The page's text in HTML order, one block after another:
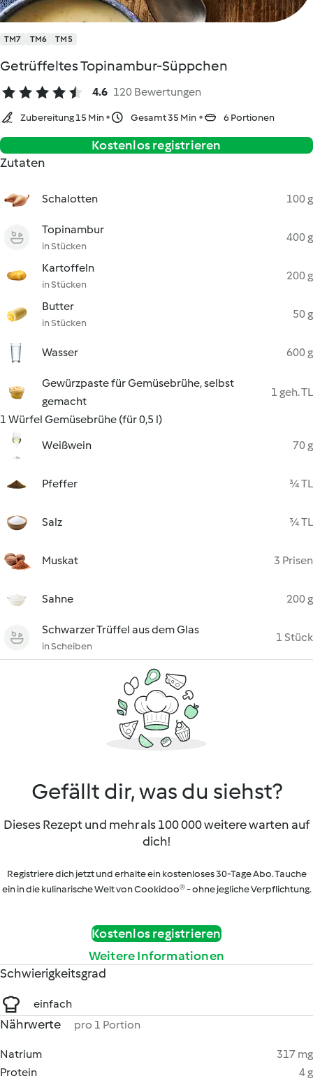
TM7 TM6 TM5
Getrüffeltes Topinambur-Süppchen
4.6 120 Bewertungen
Zubereitung 15 Min Gesamt 35 Min 6 Portionen
Kostenlos registrieren
Zutaten
Schalotten 100 g
Topinambur
in Stücken
400 g
Kartoffeln
in Stücken
200 g
Butter
in Stücken
50 g
Wasser 600 g
Gewürzpaste für Gemüsebrühe, selbst
gemacht
1 geh. TL
1 Würfel Gemüsebrühe (für 0,5 l)
Weißwein
70 g
Pfeffer ¾ TL
Salz ¾ TL
Muskat 3 Prisen
Sahne 200 g
Schwarzer Trüffel aus dem Glas
in Scheiben
1 Stück
Gefällt dir, was du siehst?
Dieses Rezept und mehr als 100 000 weitere warten auf
dich!
Registriere dich jetzt und erhalte ein kostenloses 30-Tage Abo. Tauche
ein in die kulinarische Welt von Cookidoo® - ohne jegliche Verpflichtung.
Kostenlos registrieren
Weitere Informationen
Schwierigkeitsgrad
einfach
Nährwerte pro 1 Portion
Natrium
317 mg
Protein
4 g